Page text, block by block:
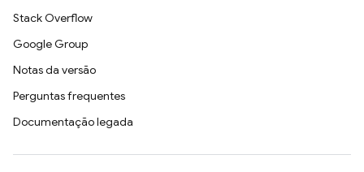
Stack Overflow
Google Group
Notas da versão
Perguntas frequentes
Documentação legada